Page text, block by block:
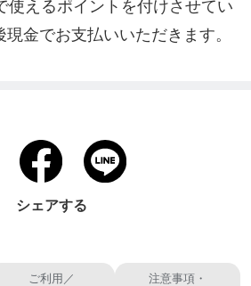
使えるポイントを付けさせてい
金でお支払いいただきます。
シェアする
ご利用／
注意事項・